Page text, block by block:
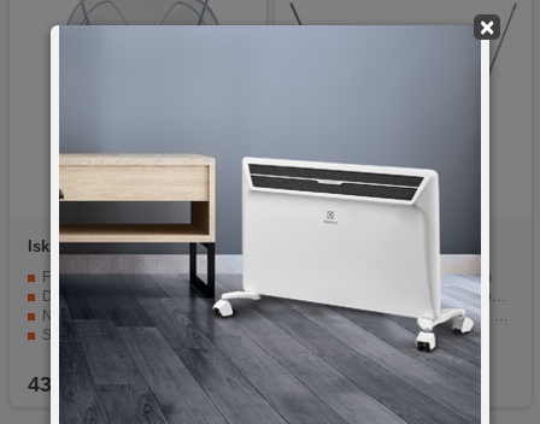
×
Iskra G2235-07
Frekvencija: 40-862 Mhz
Dobitak: VHF:26db UHF:36db
Napajanje: 220VAC ili 12V
SREBRNA
Spremna za DVB-T
43,90KM
Sobna antena sa pojačalom
Prijem analognog i digitalnog DVB/T/T2 signala
Ugrađeno pojačalo, ukupno pojačanje 36 dB
Kontrola pojačanja 25dB
Impedansa: 75Ω, napajanje 220V AC, 12V DC
43,90KM